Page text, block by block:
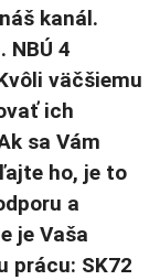
kanál.
NBÚ 4
väčšiemu
ich
sa Vám
ho, je to
a
je Vaša
prácu: SK72